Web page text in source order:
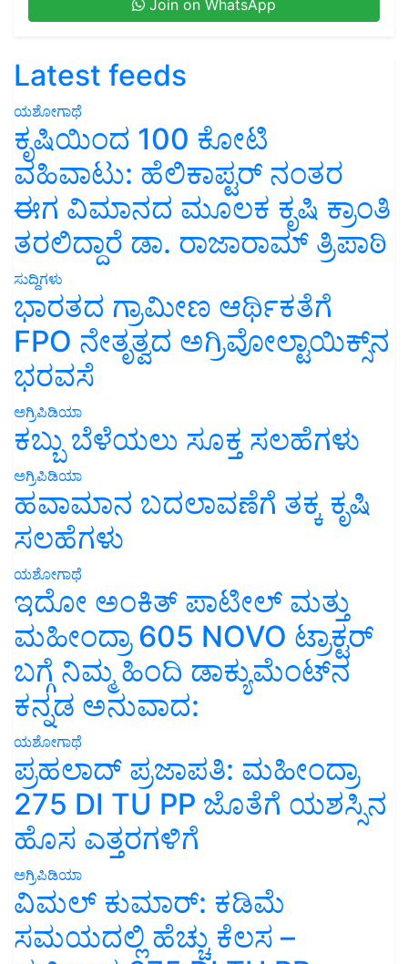
Join on WhatsApp
Latest feeds
ಯಶೋಗಾಥೆ
ಕೃಷಿಯಿಂದ 100 ಕೋಟಿ
ವಹಿವಾಟು: ಹೆಲಿಕಾಪ್ಟರ್ ನಂತರ
ಈಗ ವಿಮಾನದ ಮೂಲಕ ಕೃಷಿ ಕ್ರಾಂತಿ
ತರಲಿದ್ದಾರೆ ಡಾ. ರಾಜಾರಾಮ್ ತ್ರಿಪಾಠಿ
ಸುದ್ದಿಗಳು
ಭಾರತದ ಗ್ರಾಮೀಣ ಆರ್ಥಿಕತೆಗೆ
FPO ನೇತೃತ್ವದ ಅಗ್ರಿವೋಲ್ಟಾಯಿಕ್ಸ್‌ನ
ಭರವಸೆ
ಅಗ್ರಿಪಿಡಿಯಾ
ಕಬ್ಬು ಬೆಳೆಯಲು ಸೂಕ್ತ ಸಲಹೆಗಳು
ಅಗ್ರಿಪಿಡಿಯಾ
ಹವಾಮಾನ ಬದಲಾವಣೆಗೆ ತಕ್ಕ ಕೃಷಿ
ಸಲಹೆಗಳು
ಯಶೋಗಾಥೆ
ಇದೋ ಅಂಕಿತ್ ಪಾಟೀಲ್ ಮತ್ತು
ಮಹೀಂದ್ರಾ 605 NOVO ಟ್ರಾಕ್ಟರ್
ಬಗ್ಗೆ ನಿಮ್ಮ ಹಿಂದಿ ಡಾಕ್ಯುಮೆಂಟ್‌ನ
ಕನ್ನಡ ಅನುವಾದ:
ಯಶೋಗಾಥೆ
ಪ್ರಹಲಾದ್ ಪ್ರಜಾಪತಿ: ಮಹೀಂದ್ರಾ
275 DI TU PP ಜೊತೆಗೆ ಯಶಸ್ಸಿನ
ಹೊಸ ಎತ್ತರಗಳಿಗೆ
ಅಗ್ರಿಪಿಡಿಯಾ
ವಿಮಲ್ ಕುಮಾರ್: ಕಡಿಮೆ
ಸಮಯದಲ್ಲಿ ಹೆಚ್ಚು ಕೆಲಸ –